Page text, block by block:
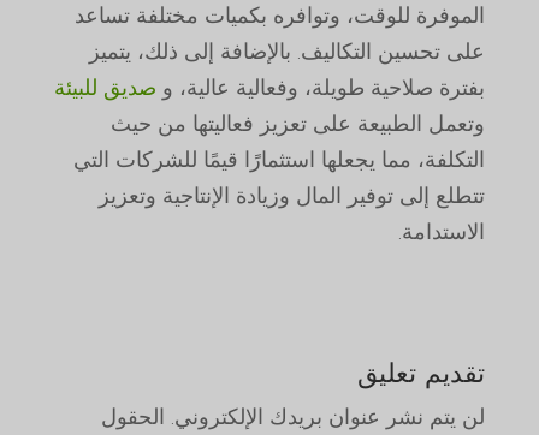
الموفرة للوقت، وتوافره بكميات مختلفة تساعد
على تحسين التكاليف. بالإضافة إلى ذلك، يتميز
بفترة صلاحية طويلة، وفعالية عالية، و صديق للبيئة
وتعمل الطبيعة على تعزيز فعاليتها من حيث
التكلفة، مما يجعلها استثمارًا قيمًا للشركات التي
تتطلع إلى توفير المال وزيادة الإنتاجية وتعزيز
الاستدامة.
تقديم تعليق
لن يتم نشر عنوان بريدك الإلكتروني. الحقول